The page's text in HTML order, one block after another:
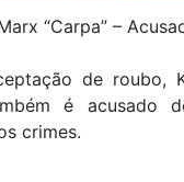
“Carpa” –
de roubo,
é acusado
crimes.